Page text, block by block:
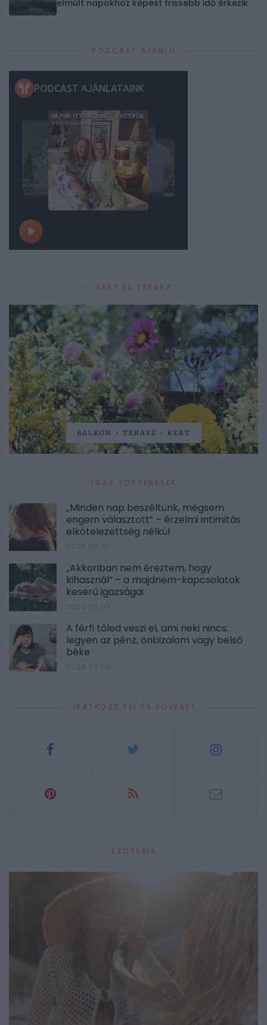
elmúlt napokhoz képest frissebb idő érkezik
PODCAST AJÁNLÓ
KERT ÉS TERASZ
BALKON - TERASZ - KERT
IGAZ TÖRTÉNETEK
„Minden nap beszéltünk, mégsem
engem választott” – érzelmi intimitás
elkötelezettség nélkül
2026.08.07.
„Akkoriban nem éreztem, hogy
kihasznál” – a majdnem-kapcsolatok
keserű igazságai
A férfi tőled veszi el, ami neki nincs:
legyen az pénz, önbizalom vagy belső
béke
IRATKOZZ FEL ÉS KÖVESS!
EZOTÉRIA